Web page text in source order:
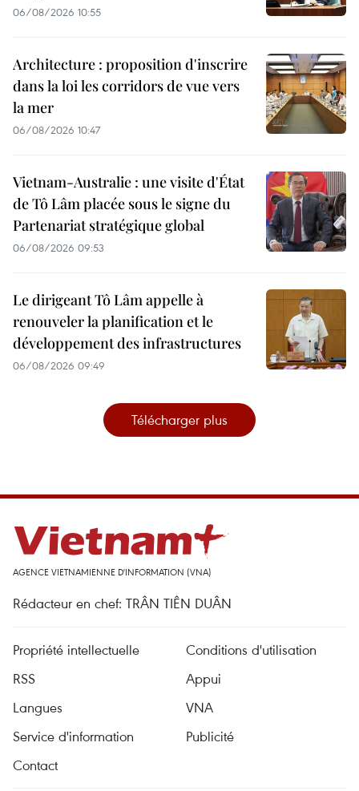
06/08/2026 10:55
Architecture : proposition d'inscrire
dans la loi les corridors de vue vers
la mer
06/08/2026 10:47
Vietnam-Australie : une visite d'État
de Tô Lâm placée sous le signe du
Partenariat stratégique global
06/08/2026 09:53
Le dirigeant Tô Lâm appelle à
renouveler la planification et le
développement des infrastructures
06/08/2026 09:49
Télécharger plus
AGENCE VIETNAMIENNE D'INFORMATION (VNA)
Rédacteur en chef: TRÂN TIÊN DUÂN
Propriété intellectuelle
Conditions d'utilisation
RSS
Appui
Langues
VNA
Service d'information
Publicité
Contact